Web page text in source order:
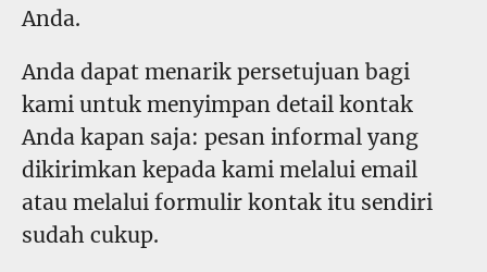
Anda.
Anda dapat menarik persetujuan bagi
kami untuk menyimpan detail kontak
Anda kapan saja: pesan informal yang
dikirimkan kepada kami melalui email
atau melalui formulir kontak itu sendiri
sudah cukup.